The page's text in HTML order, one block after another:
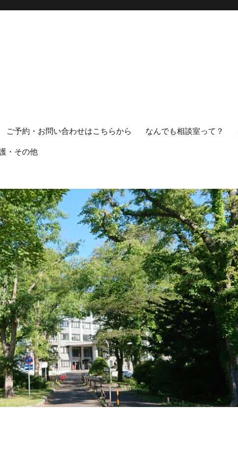
ご予約・お問い合わせはこちらから なんでも相談室って？
・その他